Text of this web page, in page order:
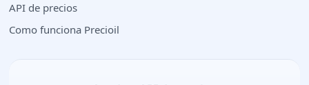
API de precios
Como funciona Precioil